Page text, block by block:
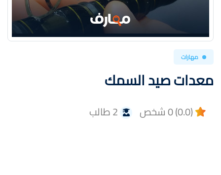
مهارات
معدات صيد السمك
(0.0) 0 شخص 2 طالب